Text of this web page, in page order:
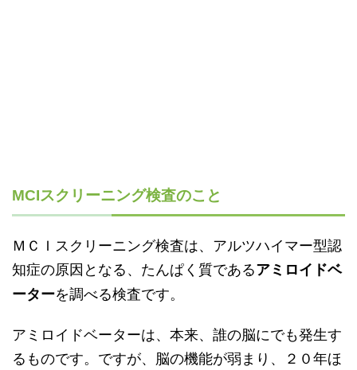
MCIスクリーニング検査のこと
ＭＣＩスクリーニング検査は、アルツハイマー型認
知症の原因となる、たんぱく質であるアミロイドベ
ーターを調べる検査です。
アミロイドベーターは、本来、誰の脳にでも発生す
るものです。ですが、脳の機能が弱まり、２０年ほ